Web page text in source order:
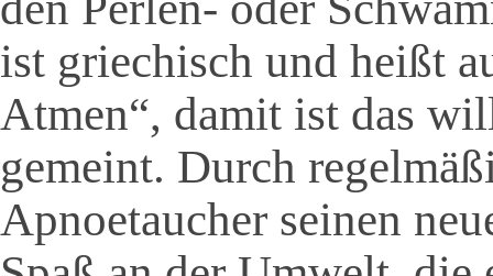
ist griechisch und heißt
Atmen“, damit ist das
gemeint. Durch
Apnoetaucher seinen